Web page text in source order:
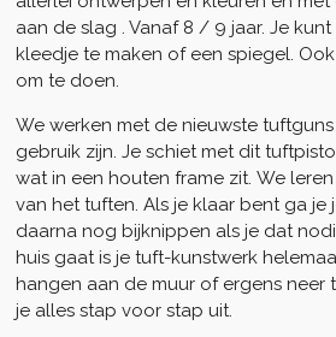
aan de slag . Vanaf 8 / 9 jaar. Je
kleedje te maken of een spiegel.
om te doen.
We werken met de nieuwste
gebruik zijn. Je schiet met dit
wat in een houten frame zit. We
van het tuften. Als je klaar bent ga je
daarna nog bijknippen als je dat
huis gaat is je tuft-kunstwerk
hangen aan de muur of ergens neer
je alles stap voor stap uit.